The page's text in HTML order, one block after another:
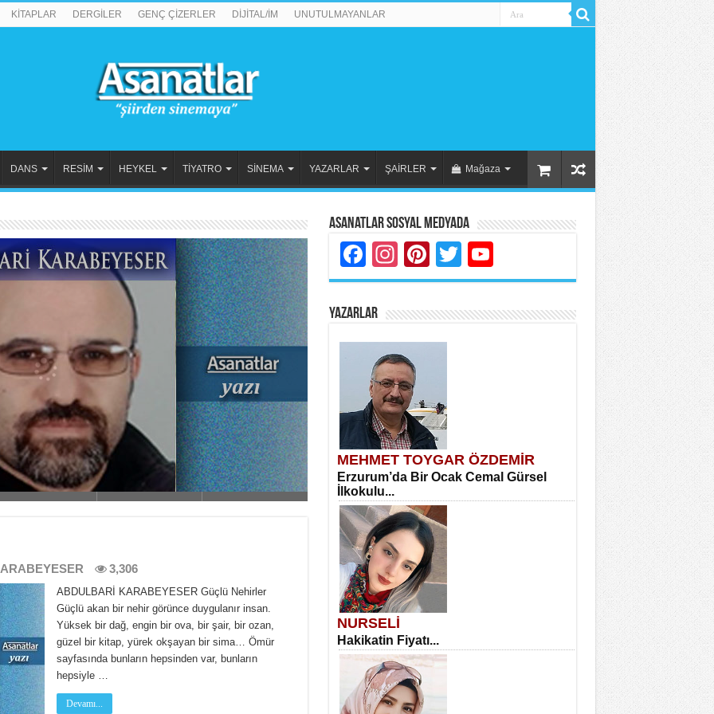
KİTAPLAR DERGİLER GENÇ ÇİZERLER DİJİTAL/İM UNUTULMAYANLAR
DANS RESİM HEYKEL TİYATRO SİNEMA YAZARLAR ŞAİRLER Mağaza
Tesettür
3,306
ABDULBARİ KARABEYESER Güçlü Nehirler
Güçlü akan bir nehir görünce duygulanır insan.
Yüksek bir dağ, engin bir ova, bir şair, bir ozan,
güzel bir kitap, yürek okşayan bir sima… Ömür
sayfasında bunların hepsinden var, bunların
hepsiyle …
Devamı...
Asanatlar Sosyal Medyada
Facebook
Instagram
Pinterest
Twitter
YAZARLAR
MEHMET TOYGAR ÖZDEMİR
Erzurum’da Bir Ocak Cemal Gürsel
İlkokulu...
NURSELİ
Hakikatin Fiyatı...